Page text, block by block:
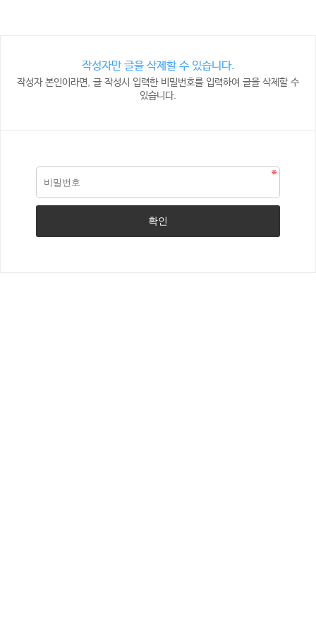
작성자만 글을 삭제할 수 있습니다.
작성자 본인이라면, 글 작성시 입력한 비밀번호를 입력하여 글을 삭제할 수
있습니다.